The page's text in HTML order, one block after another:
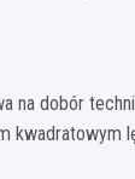
na dobór
kwadratowym